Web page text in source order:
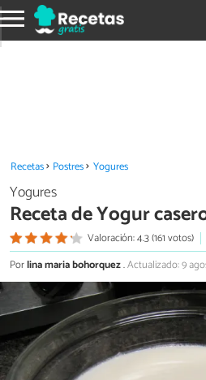
Recetas Postres Yogures
Yogures
Receta de Yogur
Valoración: 4.3 (161 votos)
Porlina maria bohorquez.Actualizado: 9